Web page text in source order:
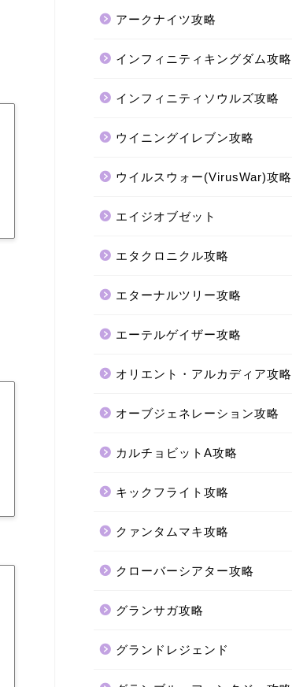
アークナイツ攻略
インフィニティキングダム攻略
インフィニティソウルズ攻略
ウイニングイレブン攻略
ウイルスウォー(VirusWar)攻略
エイジオブゼット
エタクロニクル攻略
エターナルツリー攻略
エーテルゲイザー攻略
オリエント・アルカディア攻略
オーブジェネレーション攻略
カルチョビットA攻略
キックフライト攻略
クァンタムマキ攻略
クローバーシアター攻略
グランサガ攻略
グランドレジェンド